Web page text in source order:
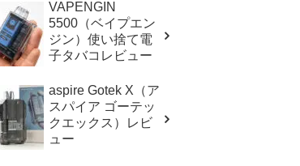
化！！
VAPENGIN
5500（ベイプエン
ジン）使い捨て電
子タバコレビュー
aspire Gotek X（ア
スパイア ゴーテッ
クエックス）レビ
ュー